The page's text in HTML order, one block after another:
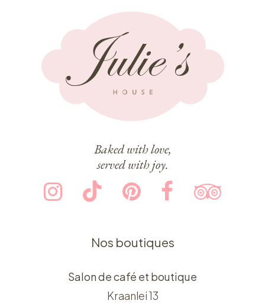
Baked with love,
served with joy.
Nos boutiques
Salon de café et boutique
Kraanlei 13